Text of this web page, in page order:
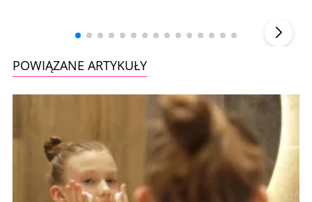
POWIĄZANE ARTYKUŁY